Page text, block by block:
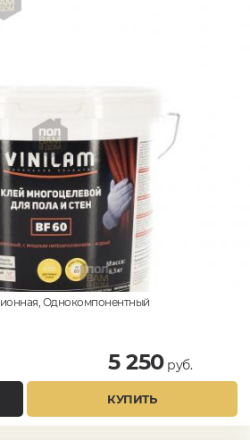
Однокомпонентный
5 250руб.
КУПИТЬ